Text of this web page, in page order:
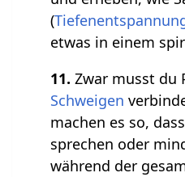
(
etwas in einem
11. Zwar musst du
Schweigen
machen es so,
sprechen oder
während der